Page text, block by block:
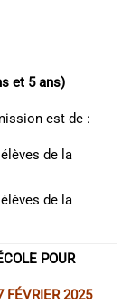
et 5 ans)
est de :
de la
de la
POUR
FÉVRIER 2025